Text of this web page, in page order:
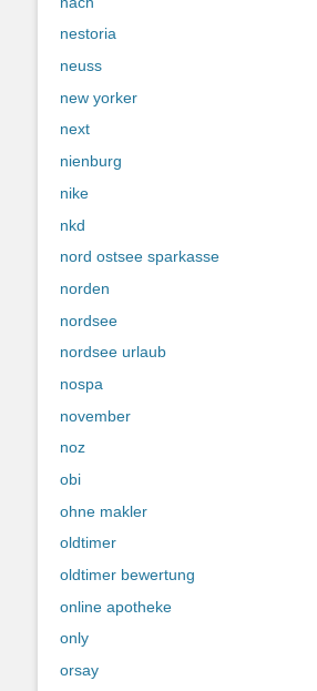
nestoria
neuss
new yorker
next
nienburg
nike
nkd
nord ostsee sparkasse
norden
nordsee
nordsee urlaub
nospa
november
noz
obi
ohne makler
oldtimer
oldtimer bewertung
online apotheke
only
orsay